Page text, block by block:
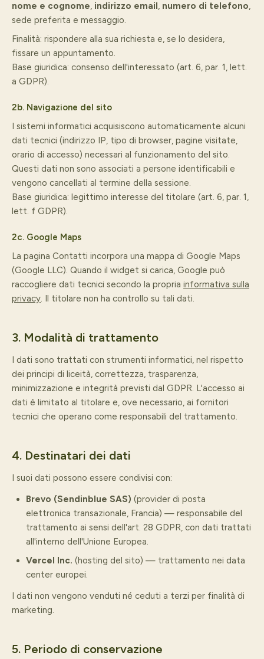
nome e cognome, indirizzo email, numero di telefono,
sede preferita e messaggio.
Finalità: rispondere alla sua richiesta e, se lo desidera,
fissare un appuntamento.
Base giuridica: consenso dell'interessato (art. 6, par. 1, lett.
a GDPR).
2b. Navigazione del sito
I sistemi informatici acquisiscono automaticamente alcuni
dati tecnici (indirizzo IP, tipo di browser, pagine visitate,
orario di accesso) necessari al funzionamento del sito.
Questi dati non sono associati a persone identificabili e
vengono cancellati al termine della sessione.
Base giuridica: legittimo interesse del titolare (art. 6, par. 1,
lett. f GDPR).
2c. Google Maps
La pagina Contatti incorpora una mappa di Google Maps
(Google LLC). Quando il widget si carica, Google può
raccogliere dati tecnici secondo la propria informativa sulla
privacy. Il titolare non ha controllo su tali dati.
3. Modalità di trattamento
I dati sono trattati con strumenti informatici, nel rispetto
dei principi di liceità, correttezza, trasparenza,
minimizzazione e integrità previsti dal GDPR. L'accesso ai
dati è limitato al titolare e, ove necessario, ai fornitori
tecnici che operano come responsabili del trattamento.
4. Destinatari dei dati
I suoi dati possono essere condivisi con:
Brevo (Sendinblue SAS) (provider di posta
elettronica transazionale, Francia) — responsabile del
trattamento ai sensi dell'art. 28 GDPR, con dati trattati
all'interno dell'Unione Europea.
Vercel Inc. (hosting del sito) — trattamento nei data
center europei.
I dati non vengono venduti né ceduti a terzi per finalità di
marketing.
5. Periodo di conservazione